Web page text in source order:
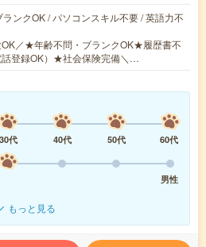
ンクOK / パソコンスキル不要 / 英語力不
OK／★年齢不問・ブランクOK★履歴書不
話登録OK）★社会保険完備＼…
30代 40代 50代
60代
男性
もっと見る